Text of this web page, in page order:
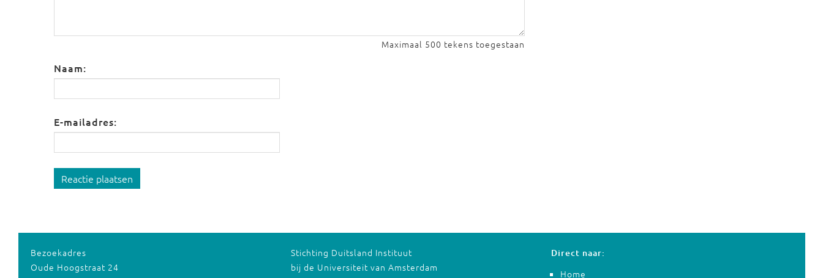
Maximaal 500 tekens toegestaan
Naam:
E-mailadres:
Reactie plaatsen
Bezoekadres
Oude Hoogstraat 24
Stichting Duitsland Instituut
bij de Universiteit van Amsterdam
Direct naar:
Home